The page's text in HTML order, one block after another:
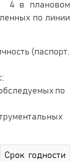
4 в плановом
по линии
(паспорт,
по
Срок годности